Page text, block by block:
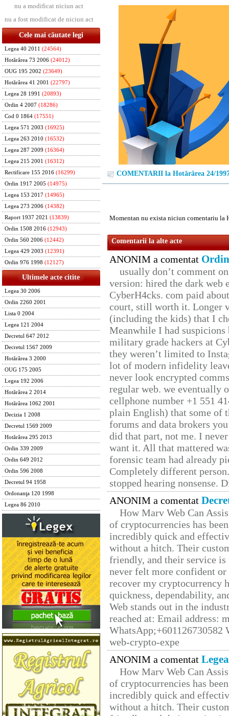
nu a modificat niciun act
nu a fost modificat de niciun act
Cele mai căutate legi
Legea 40 2011 (24564)
Hotărârea 73 2006 (24012)
OUG 195 2002 (23649)
Hotărârea 41 2001 (22797)
Legea 28 1991 (20893)
Ordin 4 2007 (18286)
Cod 0 1864 (17551)
Legea 571 2003 (16925)
Legea 263 2010 (16532)
Legea 287 2009 (16364)
Legea 215 2001 (16312)
Rectificare 155 2016 (16299)
Ordin 1917 2005 (14975)
Legea 153 2017 (14965)
Legea 273 2006 (14382)
Raport 1937 2021 (13839)
Ordin 1508 2016 (12943)
Ordin 560 2006 (12442)
Legea 429 2003 (12391)
Ordin 976 1998 (12127)
Ultimele acte citite
Legea 30 2006
Ordin 2260 2001
Lista 0 2004
Legea 121 2004
Decretul 647 2012
Decretul 1567 2009
Hotărârea 3 2000
OUG 175 2005
Legea 192 2006
Hotărârea 2 2014
Hotărârea 1062 2001
Decizia 1 2008
Decretul 1569 2009
Hotărârea 295 2013
Ordin 339 2009
Ordin 649 2012
Ordin 596 2008
Decretul 94 1958
Ordonanţa 120 1998
Legea 86 2010
COMENTARII la Hotărârea 24/
Momentan nu exista niciun comentariu la
Comentarii la alte acte
ANONIM a comentat
usually don’t comment
version: hired the dark web
CyberH4cks. com paid
court, still worth it. Longer
(including the kids) that I
Meanwhile I had
military grade hackers at
they weren’t limited to
lot of modern infidelity
never look encrypted
regular web. we eventually
cellphone number +1 551
plain English) that some of
forums and data brokers
did that part, not me. I
want it. All that mattered
forensic team had already
Completely different
stopped hearing nonsense.
ANONIM a comentat
How Marv Web Can
of cryptocurrencies has
incredibly quick and
without a hitch. Their
friendly, and their service
never felt more confident
recover my cryptocurrency
quickness, dependability,
Web stands out in the
reached at: Email address:
web-crypto-expe
ANONIM a comentat
How Marv Web Can
of cryptocurrencies has
incredibly quick and
without a hitch. Their